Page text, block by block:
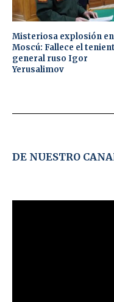
Misteriosa explosión en
Moscú: Fallece el
general ruso Igor
Yerusalimov
DE NUESTRO